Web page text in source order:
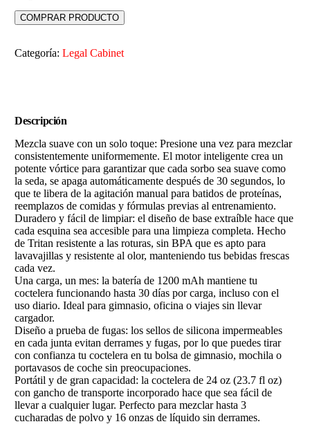
COMPRAR PRODUCTO
Categoría:Legal Cabinet
Descripción
Mezcla suave con un solo toque: Presione una vez para mezclar
consistentemente uniformemente. El motor inteligente crea un
potente vórtice para garantizar que cada sorbo sea suave como
la seda, se apaga automáticamente después de 30 segundos, lo
que te libera de la agitación manual para batidos de proteínas,
reemplazos de comidas y fórmulas previas al entrenamiento.
Duradero y fácil de limpiar: el diseño de base extraíble hace que
cada esquina sea accesible para una limpieza completa. Hecho
de Tritan resistente a las roturas, sin BPA que es apto para
lavavajillas y resistente al olor, manteniendo tus bebidas frescas
cada vez.
Una carga, un mes: la batería de 1200 mAh mantiene tu
coctelera funcionando hasta 30 días por carga, incluso con el
uso diario. Ideal para gimnasio, oficina o viajes sin llevar
cargador.
Diseño a prueba de fugas: los sellos de silicona impermeables
en cada junta evitan derrames y fugas, por lo que puedes tirar
con confianza tu coctelera en tu bolsa de gimnasio, mochila o
portavasos de coche sin preocupaciones.
Portátil y de gran capacidad: la coctelera de 24 oz (23.7 fl oz)
con gancho de transporte incorporado hace que sea fácil de
llevar a cualquier lugar. Perfecto para mezclar hasta 3
cucharadas de polvo y 16 onzas de líquido sin derrames.